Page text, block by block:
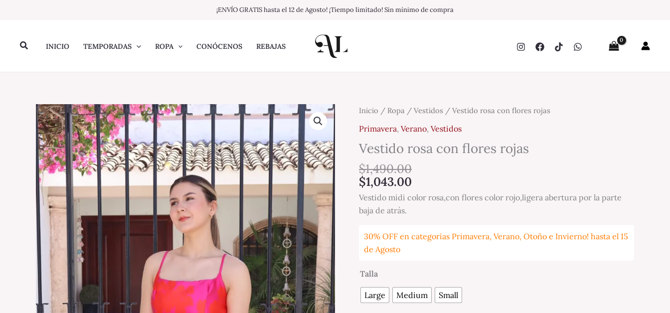
¡ENVÍO GRATIS hasta el 12 de Agosto! ¡Tiempo limitado! Sin mínimo de compra
BuscarINICIO TEMPORADAS ROPA CONÓCENOS REBAJAS
Inicio / Ropa / Vestidos / Vestido rosa con flores rojas
Primavera, Verano, Vestidos
Vestido rosa con flores rojas
$1,490.00
$1,043.00
Vestido midi color rosa,con flores color rojo,ligera abertura por la parte
baja de atrás.
30% OFF en categorías Primavera, Verano, Otoño e Invierno! hasta el 15
de Agosto
Talla
Large Medium Small
Vestido
rosa
flores
rojas
cantidad